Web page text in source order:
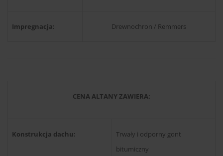
Impregnacja: Drewnochron / Remmers
CENA ALTANY ZAWIERA:
Konstrukcja dachu:
Trwały i odporny gont
bitumiczny